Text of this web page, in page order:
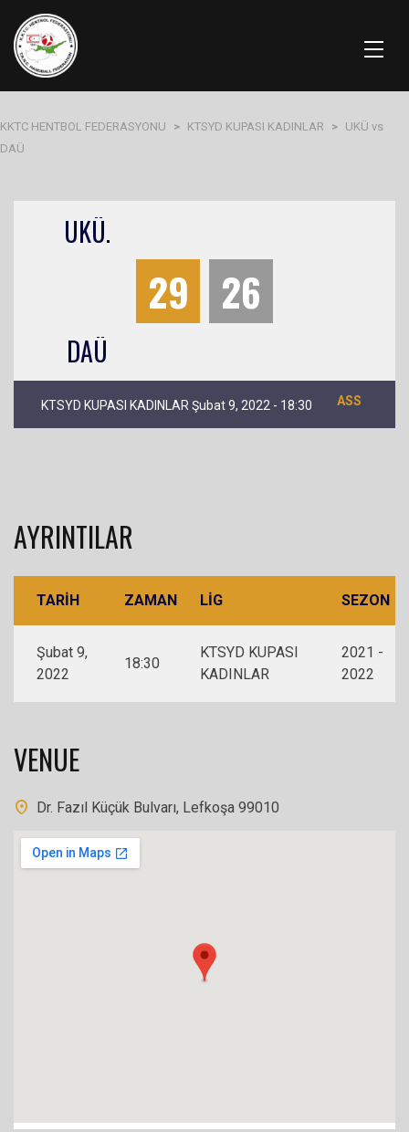
KKTC HENTBOL FEDERASYONU > KTSYD KUPASI KADINLAR > UKÜ vs
DAÜ
UKÜ.
29 26
DAÜ
KTSYD KUPASI KADINLAR Şubat 9, 2022 - 18:30 ASS
AYRINTILAR
TARIH ZAMAN LIG SEZON
Şubat 9,
2022
18:30
KTSYD KUPASI
KADINLAR
2021 -
2022
VENUE
Dr. Fazıl Küçük Bulvarı, Lefkoşa 99010